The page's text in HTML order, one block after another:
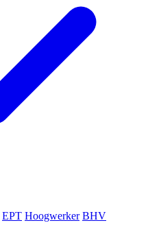
EPT Hoogwerker BHV